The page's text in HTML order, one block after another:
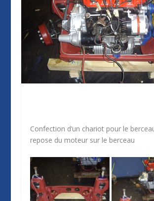
Confection d’un chariot pour le
repose du moteur sur le berceau